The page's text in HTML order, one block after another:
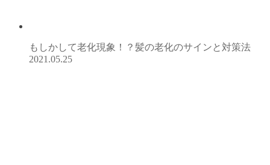
もしかして老化現象！？髪の老化のサインと対策法
2021.05.25